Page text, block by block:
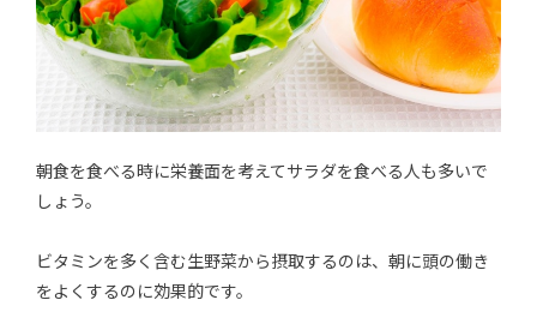
朝食を食べる時に栄養面を考えてサラダを食べる人も多いで
しょう。
ビタミンを多く含む生野菜から摂取するのは、朝に頭の働き
をよくするのに効果的です。